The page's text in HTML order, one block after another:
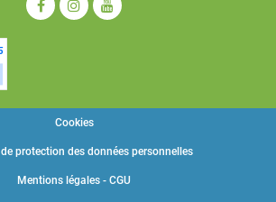
Mentions légales - CGU
protection des données personnelles
Cookies